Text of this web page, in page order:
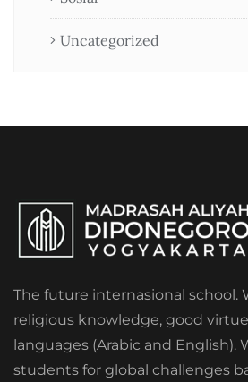
Uncategorized
The future internasional school.
religious knowledge, good
languages (Arabic and English).
students for global challenges